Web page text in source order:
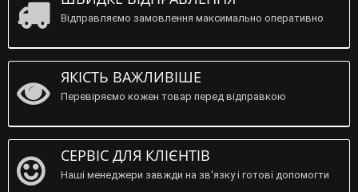
Відправляємо замовлення максимально оперативно
ЯКІСТЬ ВАЖЛИВІШЕ
Перевіряємо кожен товар перед відправкою
СЕРВІС ДЛЯ КЛІЄНТІВ
Наші менеджери завжди на зв'язку і готові допомогти